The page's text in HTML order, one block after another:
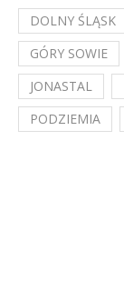
DOLNY ŚLĄSK
GÓRY SOWIE
JONASTAL
PODZIEMIA